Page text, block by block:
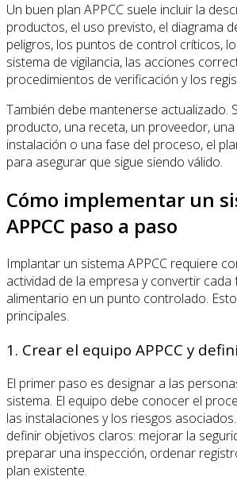
Un buen plan APPCC suele incluir la
productos, el uso previsto, el diagrama
peligros, los puntos de control críticos,
sistema de vigilancia, las acciones
procedimientos de verificación y los
También debe mantenerse actualizado.
producto, una receta, un proveedor,
instalación o una fase del proceso, el
para asegurar que sigue siendo válido.
Cómo implementar un
APPCC paso a paso
Implantar un sistema APPCC requiere
actividad de la empresa y convertir
alimentario en un punto controlado.
principales.
1. Crear el equipo APPCC y
El primer paso es designar a las
sistema. El equipo debe conocer el
las instalaciones y los riesgos
definir objetivos claros: mejorar la
preparar una inspección, ordenar
plan existente.